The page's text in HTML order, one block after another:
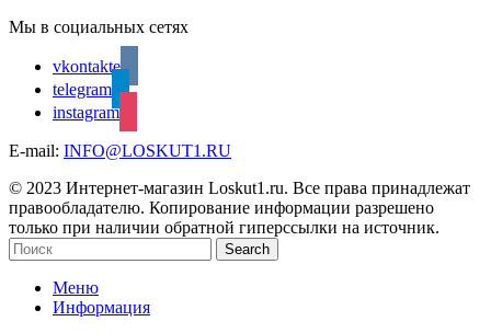
Мы в социальных сетях
vkontakte
telegram
instagram
E-mail: INFO@LOSKUT1.RU
© 2023 Интернет-магазин Loskut1.ru. Все права принадлежат
правообладателю. Копирование информации разрешено
только при наличии обратной гиперссылки на источник.
Search
Меню
Информация